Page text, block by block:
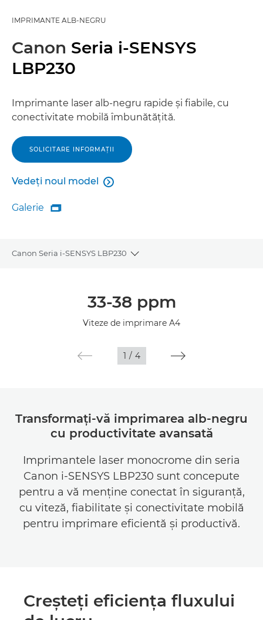
IMPRIMANTE ALB-NEGRU
Canon Seria i-SENSYS
LBP230
Imprimante laser alb-negru rapide şi fiabile, cu
conectivitate mobilă îmbunătăţită.
SOLICITARE INFORMAŢII
Vedeţi noul model
Vedeţi noul model

Galerie
Galerie

Canon Seria i-SENSYS LBP230
Toggle breadcrumbs
33-38 ppm
Viteze de imprimare A4
1 / 4
Transformaţi-vă imprimarea alb-negru
cu productivitate avansată
Imprimantele laser monocrome din seria
Canon i-SENSYS LBP230 sunt concepute
pentru a vă menţine conectat în siguranţă,
cu viteză, fiabilitate şi conectivitate mobilă
pentru imprimare eficientă şi productivă.
Creşteţi eficienţa fluxului